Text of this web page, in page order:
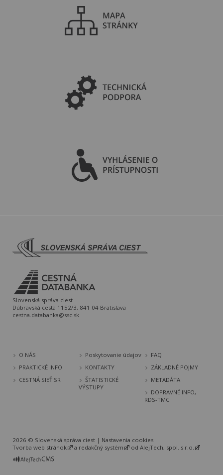
Slovenská správa ciest
Dúbravská cesta 1152/3, 841 04 Bratislava
cestna.databanka@ssc.sk
O NÁS Poskytovanie údajov
FAQ
PRAKTICKÉ INFO
KONTAKTY
ZÁKLADNÉ POJMY
CESTNÁ SIEŤ SR
ŠTATISTICKÉ
VÝSTUPY
METADÁTA
DOPRAVNÉ INFO,
RDS-TMC
2026 © Slovenská správa ciest | Nastavenia cookies
Tvorba web stránok
a redakčný systém od AlejTech, spol. s r.o.